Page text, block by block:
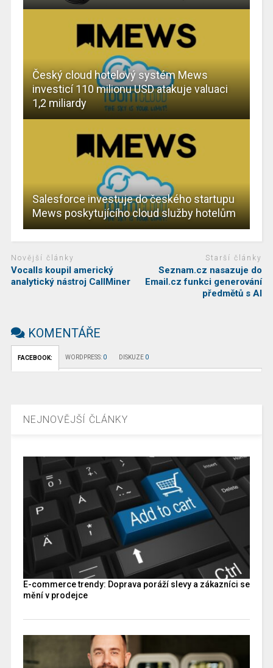
Český cloud hotelový systém Mews
investicí 110 milionu USD atakuje valuaci
1,2 miliardy
Salesforce investuje do českého startupu
Mews poskytujícího cloud služby hotelům
Novější články
Vocalls koupil americký
analytický nástroj CallMiner
Starší články
Seznam.cz nasazuje do
Email.cz funkci generování
předmětů s AI
KOMENTÁŘE
FACEBOOK: WORDPRESS: 0 DISKUZE 0
NEJNOVĚJŠÍ ČLÁNKY
E-commerce trendy: Doprava poráží slevy a zákazníci se
mění v prodejce